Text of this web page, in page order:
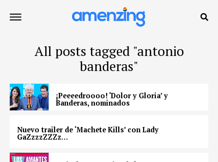
All posts tagged "antonio
banderas"
¡Peeeedroooo! ‘Dolor y Gloria’ y
Banderas, nominados
Nuevo trailer de ‘Machete Kills’ con Lady
GaZzzzZZZz…